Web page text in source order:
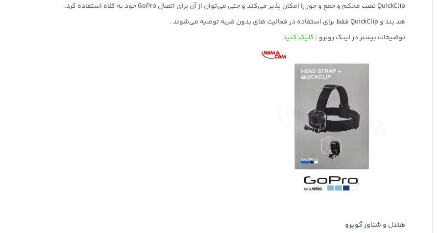
QuickClip نصب محکم و جمع و جور را امکان پذیر می‌کند و حتی می‌توان از آن برای اتصال GoPro خود به کلاه استفاده کرد.
هد بند و QuickClip فقط برای استفاده در فعالیت های بدون ضربه توصیه می‌شوند .
توضیحات بیشتر در لینک روبرو : کلیک کنید
هندل و شناور گوپرو